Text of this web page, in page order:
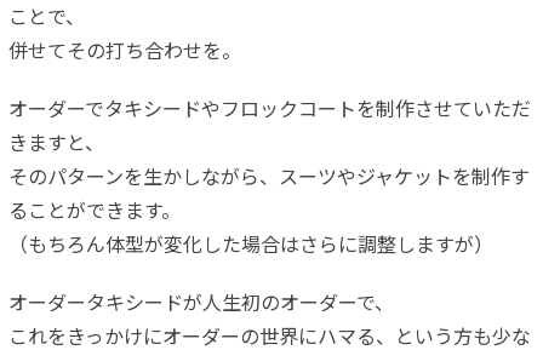
ことで、
併せてその打ち合わせを。
オーダーでタキシードやフロックコートを制作させていただ
きますと、
そのパターンを生かしながら、スーツやジャケットを制作す
ることができます。
（もちろん体型が変化した場合はさらに調整しますが）
オーダータキシードが人生初のオーダーで、
これをきっかけにオーダーの世界にハマる、という方も少な